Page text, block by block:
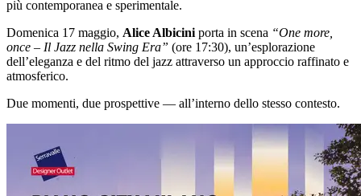
più contemporanea e sperimentale.
Domenica 17 maggio, Alice Albiciniporta in scena “One more,
once – Il Jazz nella Swing Era” (ore 17:30), un’esplorazione
dell’eleganza e del ritmo del jazz attraverso un approccio raffinato e
atmosferico.
Due momenti, due prospettive — all’interno dello stesso contesto.